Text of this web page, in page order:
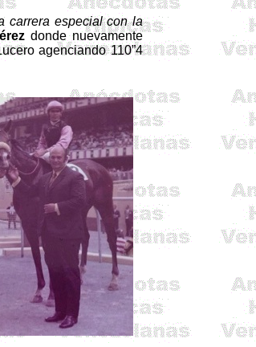
carrera especial con la
donde nuevamente
agenciando 110”4